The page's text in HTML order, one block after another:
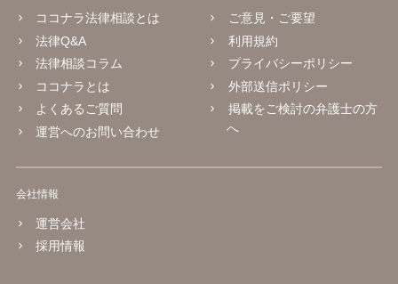
ココナラ法律相談とは
法律Q&A
法律相談コラム
ココナラとは
よくあるご質問
運営へのお問い合わせ
ご意見・ご要望
利用規約
プライバシーポリシー
外部送信ポリシー
掲載をご検討の弁護士の方
へ
会社情報
運営会社
採用情報